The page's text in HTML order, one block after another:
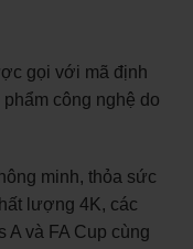
gọi với mã định
công nghệ do
minh, thỏa sức
lượng 4K, các
A và FA Cup cùng